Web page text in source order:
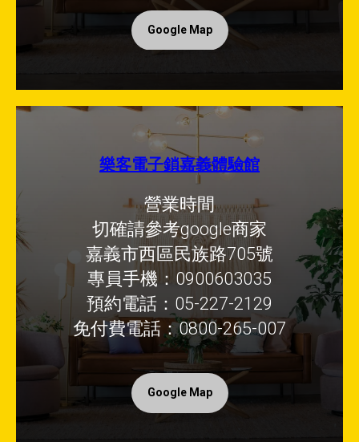
Google Map
樂客電子鎖嘉義體驗館
營業時間
切確請參考google商家
嘉義市西區民族路705號
專員手機：0900603035
預約電話：05-227-2129
免付費電話：0800-265-007
Google Map